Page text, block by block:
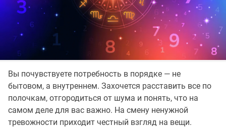
Вы почувствуете потребность в порядке — не
бытовом, а внутреннем. Захочется расставить все по
полочкам, отгородиться от шума и понять, что на
самом деле для вас важно. На смену ненужной
тревожности приходит честный взгляд на вещи.